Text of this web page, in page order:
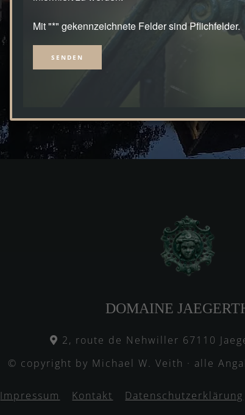
DOMAINE
2, route de Nehwiller 67110
© copyright by Michael W. Veith · alle
Impressum Kontakt Datenschutzerklärung
Mit "*" gekennzeichnete Felder sind Pflichfelder.